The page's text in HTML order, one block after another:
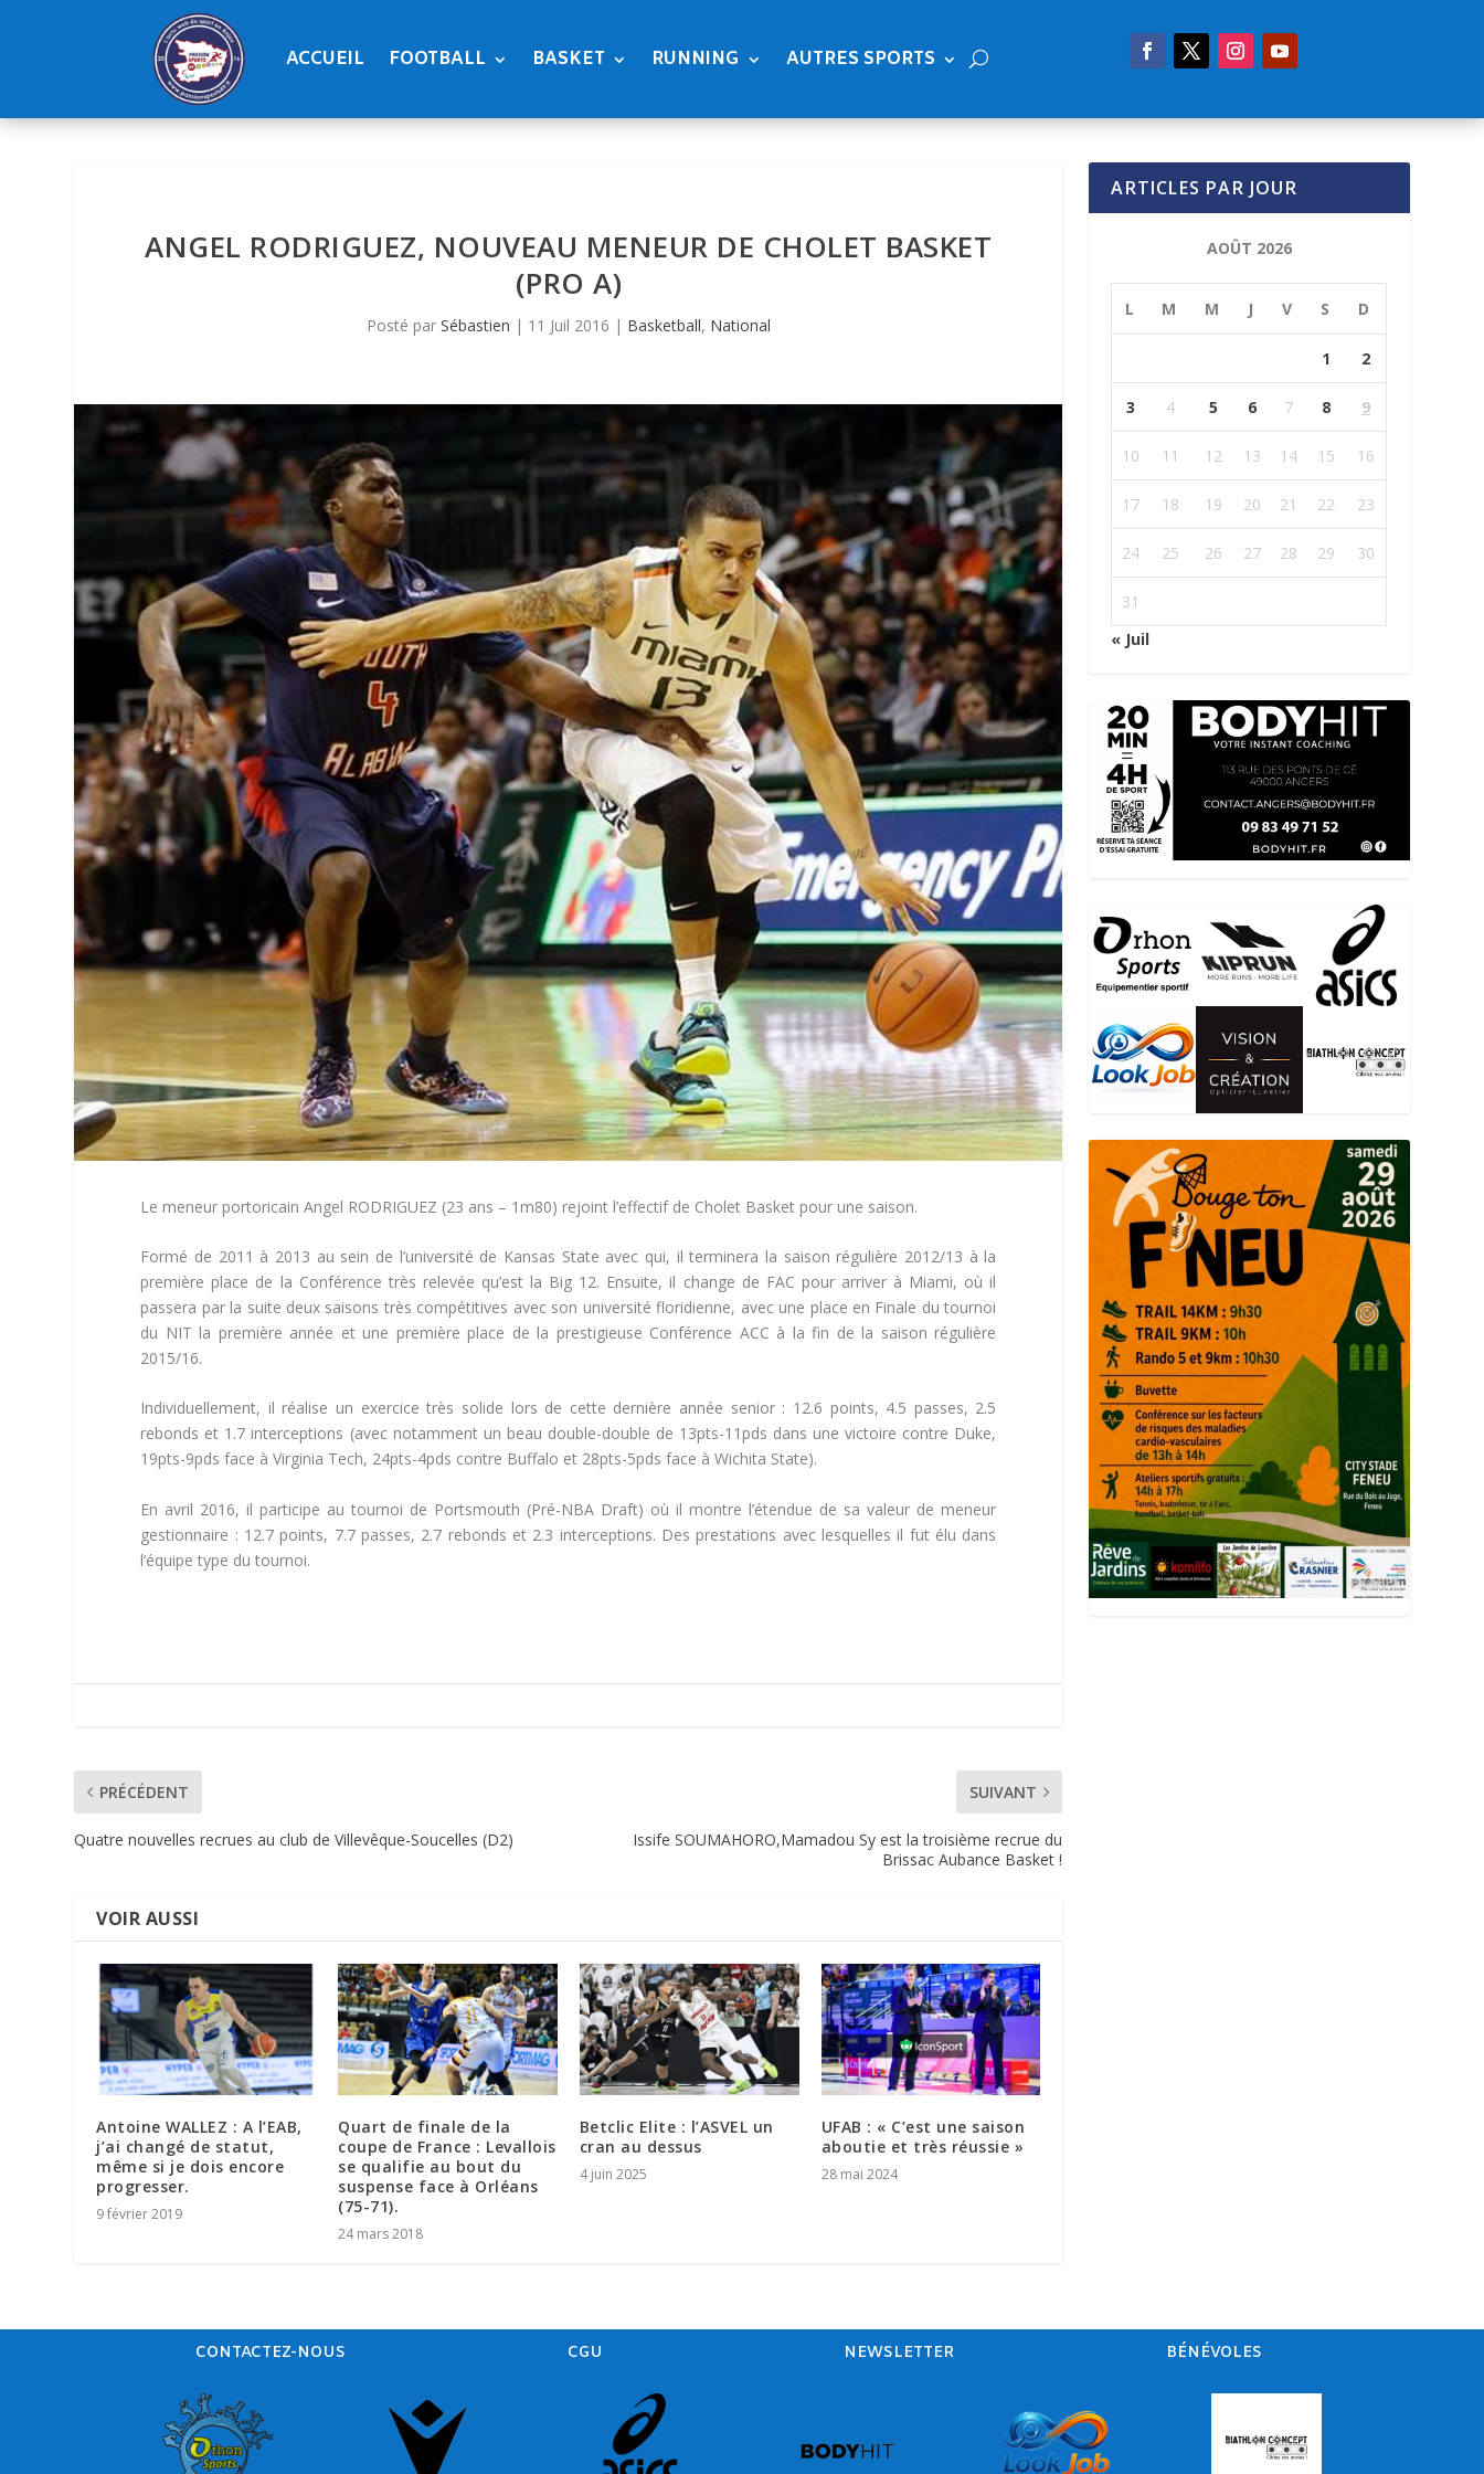
ACCUEIL FOOTBALL BASKET RUNNING AUTRES SPORTS
ANGEL RODRIGUEZ, NOUVEAU MENEUR DE CHOLET BASKET
(PRO A)
Posté par Sébastien | 11 Juil 2016 | Basketball, National
Le meneur portoricain Angel RODRIGUEZ (23 ans – 1m80) rejoint l’effectif de Cholet Basket pour une saison.
Formé de 2011 à 2013 au sein de l’université de Kansas State avec qui, il terminera la saison régulière 2012/13 à la
première place de la Conférence très relevée qu’est la Big 12. Ensuite, il change de FAC pour arriver à Miami, où il
passera par la suite deux saisons très compétitives avec son université floridienne, avec une place en Finale du tournoi
du NIT la première année et une première place de la prestigieuse Conférence ACC à la fin de la saison régulière
2015/16.
Individuellement, il réalise un exercice très solide lors de cette dernière année senior : 12.6 points, 4.5 passes, 2.5
rebonds et 1.7 interceptions (avec notamment un beau double-double de 13pts-11pds dans une victoire contre Duke,
19pts-9pds face à Virginia Tech, 24pts-4pds contre Buffalo et 28pts-5pds face à Wichita State).
En avril 2016, il participe au tournoi de Portsmouth (Pré-NBA Draft) où il montre l’étendue de sa valeur de meneur
gestionnaire : 12.7 points, 7.7 passes, 2.7 rebonds et 2.3 interceptions. Des prestations avec lesquelles il fut élu dans
l’équipe type du tournoi.
PRÉCÉDENT
Quatre nouvelles recrues au club de Villevêque-Soucelles (D2)
SUIVANT
Issife SOUMAHORO,Mamadou Sy est la troisième recrue du
Brissac Aubance Basket !
VOIR AUSSI
Antoine WALLEZ : A l’EAB,
j’ai changé de statut,
même si je dois encore
progresser.
9 février 2019
Quart de finale de la
coupe de France : Levallois
se qualifie au bout du
suspense face à Orléans
(75-71).
24 mars 2018
Betclic Elite : l’ASVEL un
cran au dessus
4 juin 2025
UFAB : « C’est une saison
aboutie et très réussie »
28 mai 2024
ARTICLES PAR JOUR
AOÛT 2026
L M M J V S D
1 2
3 4 5 6 7 8 9
10 11 12 13 14 15 16
17 18 19 20 21 22 23
24 25 26 27 28 29 30
31
« Juil
CONTACTEZ-NOUS CGU NEWSLETTER BÉNÉVOLES